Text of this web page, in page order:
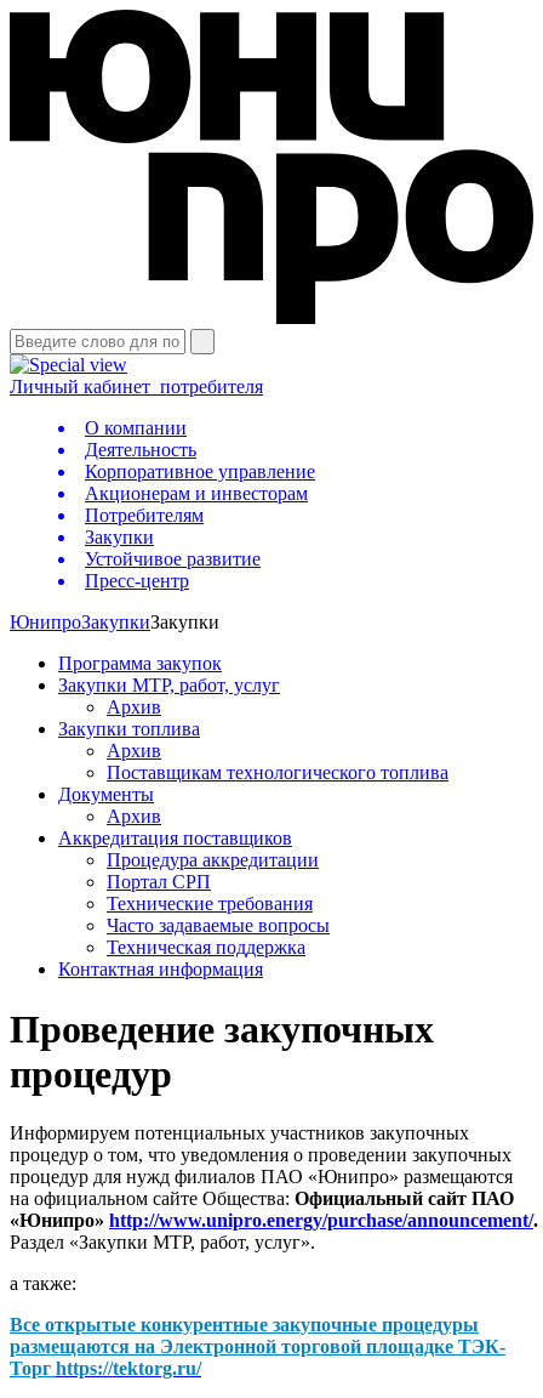
Личный кабинет потребителя
О компании
Деятельность
Корпоративное управление
Акционерам и инвесторам
Потребителям
Закупки
Устойчивое развитие
Пресс-центр
ЮнипроЗакупкиЗакупки
Программа закупок
Закупки МТР, работ, услуг
Архив
Закупки топлива
Архив
Поставщикам технологического топлива
Документы
Архив
Аккредитация поставщиков
Процедура аккредитации
Портал СРП
Технические требования
Часто задаваемые вопросы
Техническая поддержка
Контактная информация
Проведение закупочных
процедур
Информируем потенциальных участников закупочных
процедур о том, что уведомления о проведении закупочных
процедур для нужд филиалов ПАО «Юнипро» размещаются
на официальном сайте Общества: Официальный сайт ПАО
«Юнипро» http://www.unipro.energy/purchase/announcement/.
Раздел «Закупки МТР, работ, услуг».
а также:
Все открытые конкурентные закупочные процедуры
размещаются на Электронной торговой площадке ТЭК-
Торг https://tektorg.ru/